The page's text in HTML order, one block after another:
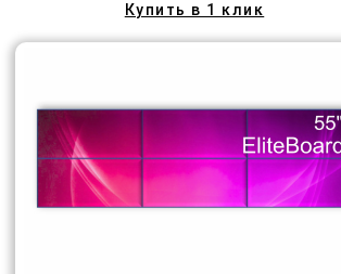
Купить в 1 клик